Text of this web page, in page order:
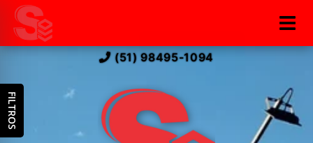
(51) 98495-1094
FILTROS